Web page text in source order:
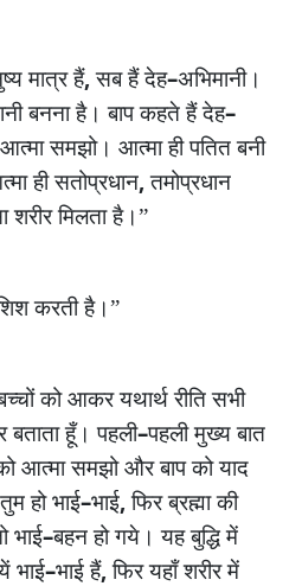
मात्र हैं,सब हैं देह–अभिमानी।
बनना है। बाप कहते हैं देह–
आत्मा समझो। आत्मा ही पतित बनी
ही सतोप्रधान,तमोप्रधान
शरीर मिलता है।”
करती है।”
को आकर यथार्थ रीति सभी
बताता हूँ। पहली–पहली मुख्य बात
आत्मा समझो और बाप को याद
तुम हो भाई–भाई,फिर ब्रह्मा की
भाई–बहन हो गये। यह बुद्धि में
भाई–भाई हैं,फिर यहाँ शरीर में